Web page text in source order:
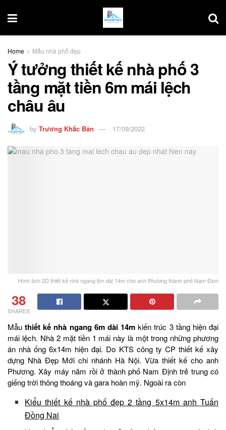
Home Mẫu nhà phố đẹp
Ý tưởng thiết kế nhà phố 3
tầng mặt tiền 6m mái lệch
châu âu
by Trương Khắc Bản 17/09/2022
Hình ảnh 2D thiết kế nhà ngang 6m dài 14m cho anh Phương thành phố Nam Định
38
SHARES
Mẫuthiết kế nhà ngang 6m dài 14m kiến trúc 3 tầng hiện đại
mái lệch. Nhà 2 mặt tiền 1 mái này là một trong những phương
án nhà ống 6x14m hiện đại. Do KTS công ty CP thiết kế xây
dựng Nhà Đẹp Mới chi nhánh Hà Nội. Vừa thiết kế cho anh
Phương. Xây máy năm rồi ở thành phố Nam Định trẻ trung có
giếng trời thông thoáng và gara hoàn mỹ. Ngoài ra còn
Kiểu thiết kế nhà phố đẹp 2 tầng 5x14m anh Tuấn
Đồng Nai